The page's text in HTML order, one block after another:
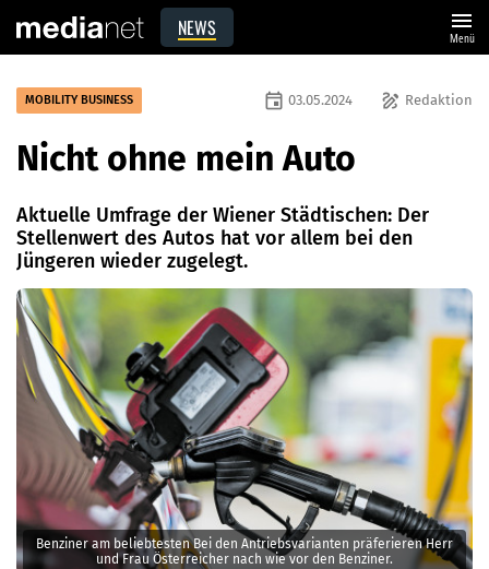
NEWS menu
Menü
Benziner am beliebtesten Bei den Antriebsvarianten präferieren Herr
und Frau Österreicher nach wie vor den Benziner.
MOBILITY BUSINESS draw Redaktion
event 03.05.2024
Nicht ohne mein Auto
Aktuelle Umfrage der Wiener Städtischen: Der
Stellenwert des Autos hat vor allem bei den
Jüngeren wieder zugelegt.